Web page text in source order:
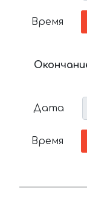
Время
Дата
Время